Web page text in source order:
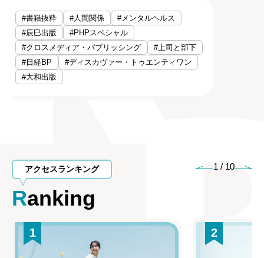
#書籍抜粋 #人間関係
#メンタルヘルス
#辰巳出版
#PHPスペシャル
#クロスメディア・パブリッシング
#上司と部下
#日経BP
#ディスカヴァー・トゥエンティワン
#大和出版
アクセスランキング
Ranking
1 / 10
1 2